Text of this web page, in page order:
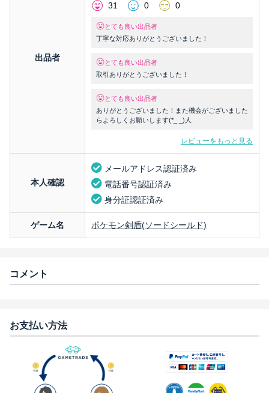
出品者
31
0 0
とても良い出品者
丁寧な対応ありがとうございました！
とても良い出品者
取引ありがとうございました！
とても良い出品者
ありがとうございました！また機会がございました
らよろしくお願いします(*_ _)人
レビューをもっと見る
本人確認
メールアドレス認証済み
電話番号認証済み
身分証認証済み
ゲーム名 ポケモン剣盾(ソードシールド)
コメント
お支払い方法